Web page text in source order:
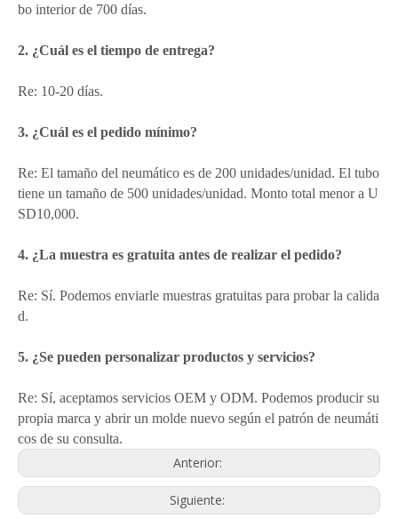
bo interior de 700 días.
2. ¿Cuál es el tiempo de entrega?
Re: 10-20 días.
3. ¿Cuál es el pedido mínimo?
Re: El tamaño del neumático es de 200 unidades/unidad. El tubo
tiene un tamaño de 500 unidades/unidad. Monto total menor a U
SD10,000.
4. ¿La muestra es gratuita antes de realizar el pedido?
Re: Sí. Podemos enviarle muestras gratuitas para probar la calida
d.
5. ¿Se pueden personalizar productos y servicios?
Re: Sí, aceptamos servicios OEM y ODM. Podemos producir su
propia marca y abrir un molde nuevo según el patrón de neumáti
cos de su consulta.
Anterior:
Siguiente: